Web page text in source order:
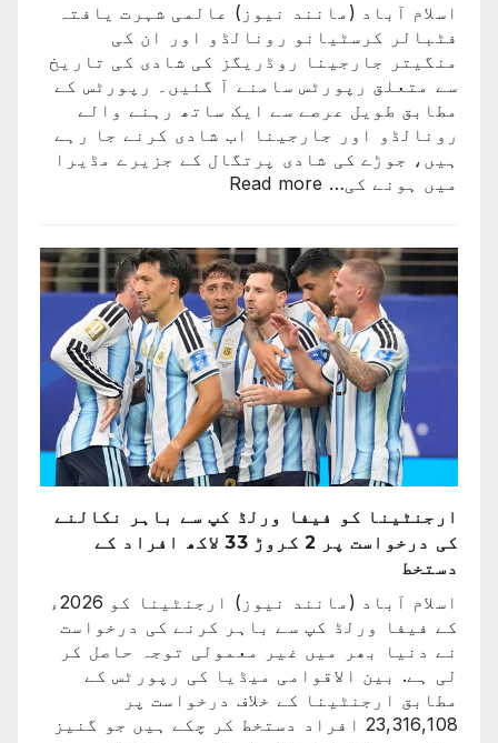
اسلام آباد (مانند نیوز) عالمی شہرت یافتہ
فٹبالر کرسٹیانو رونالڈو اور ان کی
منگیتر جارجینا روڈریگز کی شادی کی تاریخ
سے متعلق رپورٹس سامنے آ گئیں۔ رپورٹس کے
مطابق طویل عرصے سے ایک ساتھ رہنے والے
رونالڈو اور جارجینا اب شادی کرنے جا رہے
ہیں، جوڑے کی شادی پرتگال کے جزیرے مڈیرا
میں ہونے کی… Read more
اور
جارجینا
روڈریگز
کی
شادی
کی
تاریخ
سامنے
آ
گئی
ارجنٹینا کو فیفا ورلڈ کپ سے باہر نکالنے
کی درخواست پر 2 کروڑ 33 لاکھ افراد کے
دستخط
اسلام آباد (مانند نیوز) ارجنٹینا کو 2026ء
کے فیفا ورلڈ کپ سے باہر کرنے کی درخواست
نے دنیا بھر میں غیر معمولی توجہ حاصل کر
لی ہے. بین الاقوامی میڈیا کی رپورٹس کے
مطابق ارجنٹینا کے خلاف درخواست پر
23,316,108 افراد دستخط کر چکے ہیں جو گنیز